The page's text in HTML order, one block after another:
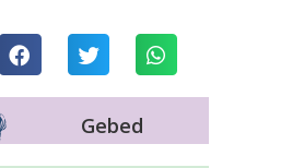
Gebed